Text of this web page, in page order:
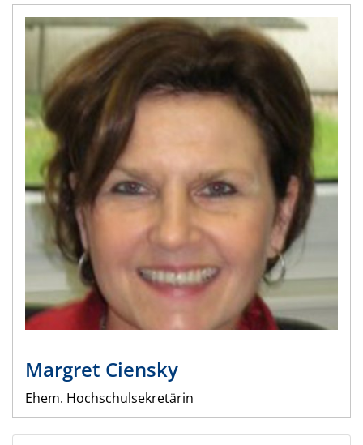
Margret Ciensky
Ehem. Hochschulsekretärin